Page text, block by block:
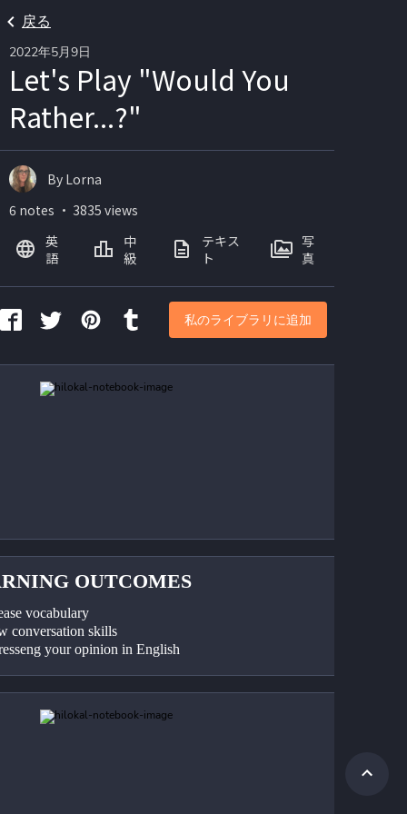
戻る
2022年5月9日
Let's Play "Would You
Rather...?"
OUTCOMES
vocabulary
conversation skills
your opinion in English
By Lorna
6 notes ・ 3835 views
英
語
中
級
テキス
ト
写
真
私のライブラリに追加